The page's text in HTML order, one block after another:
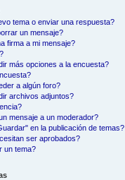
tema o enviar una respuesta?
un mensaje?
firma a mi mensaje?
más opciones a la encuesta?
a algún foro?
archivos adjuntos?
mensaje a un moderador?
en la publicación de temas?
ser aprobados?
un tema?